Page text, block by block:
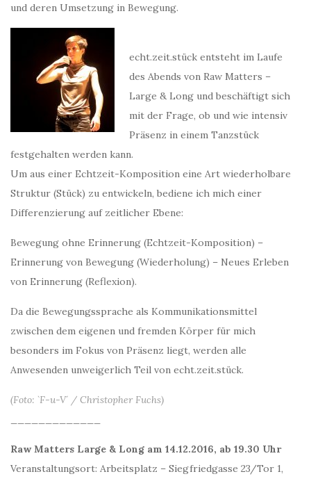
und deren Umsetzung in Bewegung.
echt.zeit.stück entsteht im Laufe
des Abends von Raw Matters –
Large & Long und beschäftigt sich
mit der Frage, ob und wie intensiv
Präsenz in einem Tanzstück
festgehalten werden kann.
Um aus einer Echtzeit-Komposition eine Art wiederholbare
Struktur (Stück) zu entwickeln, bediene ich mich einer
Differenzierung auf zeitlicher Ebene:
Bewegung ohne Erinnerung (Echtzeit-Komposition) –
Erinnerung von Bewegung (Wiederholung) – Neues Erleben
von Erinnerung (Reflexion).
Da die Bewegungssprache als Kommunikationsmittel
zwischen dem eigenen und fremden Körper für mich
besonders im Fokus von Präsenz liegt, werden alle
Anwesenden unweigerlich Teil von echt.zeit.stück.
(Foto: `F-u-V´ / Christopher Fuchs)
Raw Matters Large & Long am 14.12.2016, ab 19.30 Uhr
Veranstaltungsort: Arbeitsplatz – Siegfriedgasse 23/Tor 1,